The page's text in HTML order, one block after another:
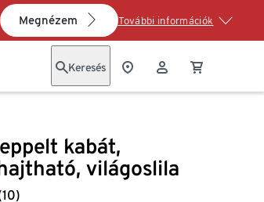
Megnézem További információk
Keresés
kabát,
világoslila